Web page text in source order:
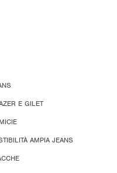
E GILET
AMPIA JEANS